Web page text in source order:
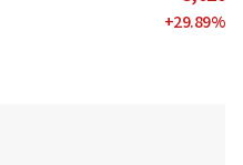
+29.89%